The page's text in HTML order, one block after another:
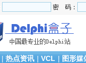
密 码：
| 热点资讯 | VCL | 图形媒